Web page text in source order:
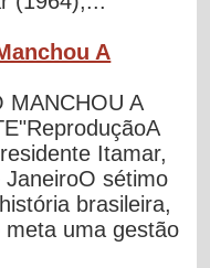
A
MANCHOU A
Itamar,
sétimo
brasileira,
uma gestão